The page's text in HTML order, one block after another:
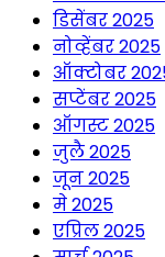
डिसेंबर 2025
नोव्हेंबर 2025
ऑक्टोबर
सप्टेंबर 2025
ऑगस्ट 2025
जुलै 2025
जून 2025
मे 2025
एप्रिल 2025